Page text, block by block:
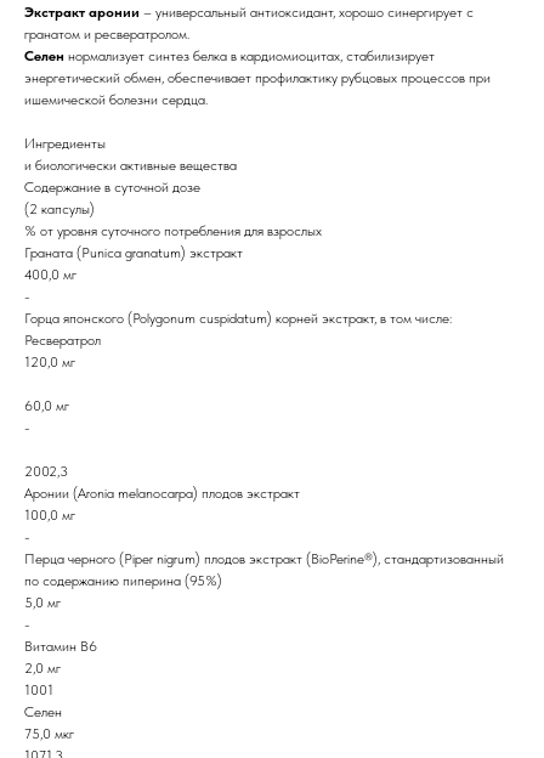
Экстракт аронии – универсальный антиоксидант, хорошо синергирует с
гранатом и ресвератролом.
Селен нормализует синтез белка в кардиомиоцитах, стабилизирует
энергетический обмен, обеспечивает профилактику рубцовых процессов при
ишемической болезни сердца.
Ингредиенты
и биологически активные вещества
Содержание в суточной дозе
(2 капсулы)
% от уровня суточного потребления для взрослых
Граната (Punica granatum) экстракт
400,0 мг
-
Горца японского (Polygonum cuspidatum) корней экстракт, в том числе:
Ресвератрол
120,0 мг
60,0 мг
-
2002,3
Аронии (Aronia melanocarpa) плодов экстракт
100,0 мг
-
Перца черного (Piper nigrum) плодов экстракт (BioPerine®), стандартизованный
по содержанию пиперина (95%)
5,0 мг
-
Витамин В6
2,0 мг
1001
Селен
75,0 мкг